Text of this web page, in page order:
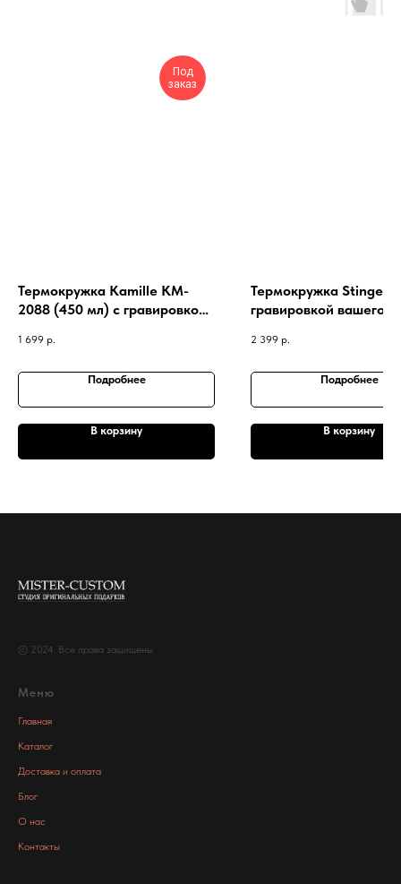
Под
заказ
Термокружка Kamille KM-
2088 (450 мл) с гравировкой
1 699 р.
Подробнее
В корзину
Термокружка Stinger
гравировкой вашего
2 399 р.
Подробнее
В корзину
© 2024. Все права защищены
Меню
Главная
Каталог
Доставка и оплата
Блог
О нас
Контакты